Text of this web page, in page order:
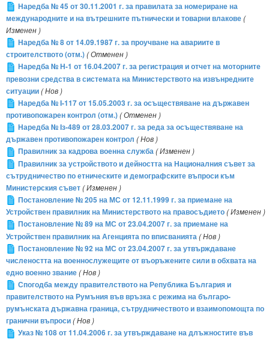
Наредба № 45 от 30.11.2001 г. за правилата за номериране на
международните и на вътрешните пътнически и товарни влакове(
Изменен )
Наредба № 8 от 14.09.1987 г. за проучване на авариите в
строителството (отм.)( Отменен )
Наредба № Н-1 от 16.04.2007 г. за регистрация и отчет на моторните
превозни средства в системата на Министерството на извънредните
ситуации( Нов )
Наредба № I-117 от 15.05.2003 г. за осъществяване на държавен
противопожарен контрол (отм.)( Отменен )
Наредба № Iз-489 от 28.03.2007 г. за реда за осъществяване на
държавен противопожарен контрол ( Нов )
Правилник за кадрова военна служба( Изменен )
Правилник за устройството и дейността на Националния съвет за
сътрудничество по етническите и демографските въпроси към
Министерския съвет( Изменен )
Постановление № 205 на МС от 12.11.1999 г. за приемане на
Устройствен правилник на Министерството на правосъдието( Изменен )
Постановление № 89 на МС от 23.04.2007 г. за приемане на
Устройствен правилник на Агенцията по вписванията( Нов )
Постановление № 92 на МС от 23.04.2007 г. за утвърждаване
числеността на военнослужещите от въоръжените сили в обхвата на
едно военно звание( Нов )
Спогодба между правителството на Република България и
правителството на Румъния във връзка с режима на българо-
румънската държавна граница, сътрудничеството и взаимопомощта по
гранични въпроси( Нов )
Указ № 108 от 11.04.2006 г. за утвърждаване на длъжностите във